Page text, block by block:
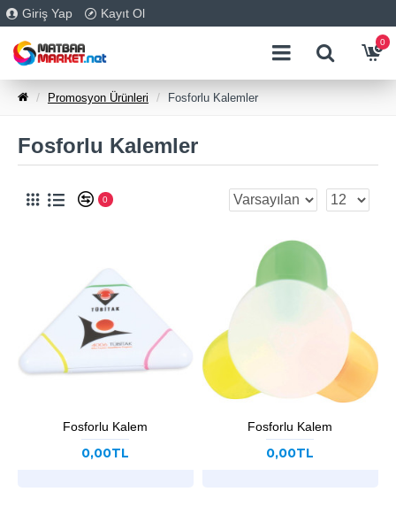
Giriş Yap Kayıt Ol
0
Promosyon Ürünleri Fosforlu Kalemler
Fosforlu Kalemler
0
Fosforlu Kalem
0,00TL
Fosforlu Kalem
0,00TL